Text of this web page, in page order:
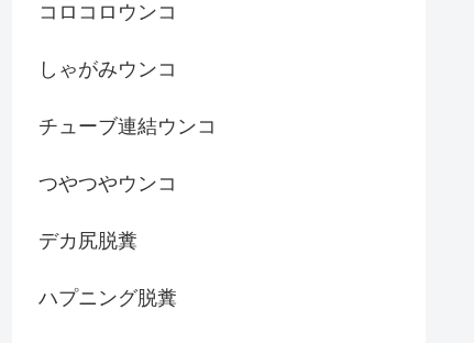
コロコロウンコ
しゃがみウンコ
チューブ連結ウンコ
つやつやウンコ
デカ尻脱糞
ハプニング脱糞